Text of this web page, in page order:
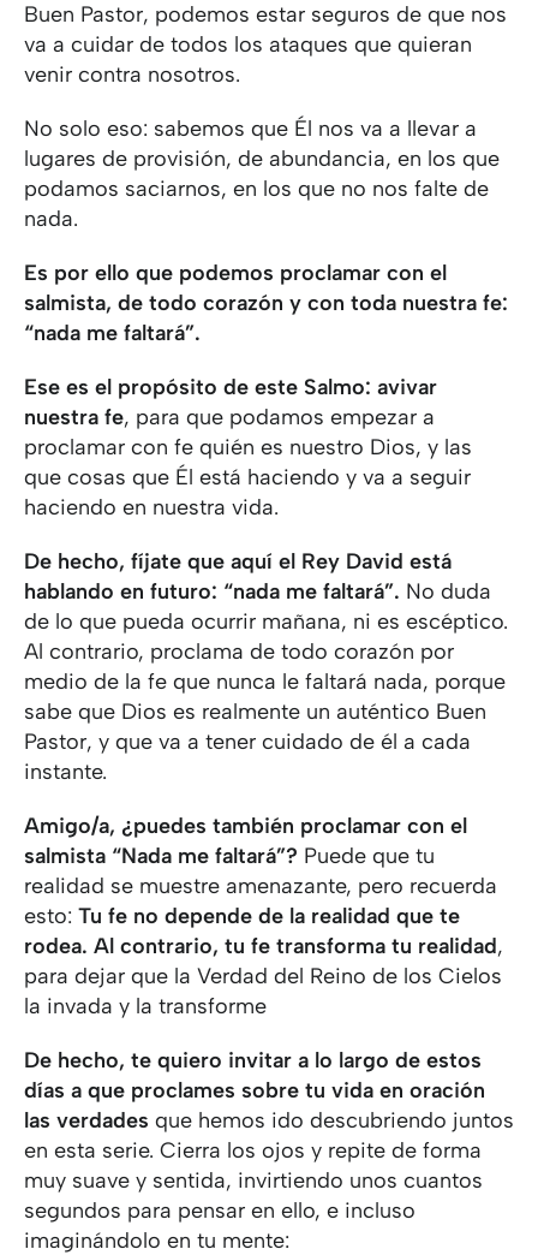
Buen Pastor, podemos estar seguros de que nos
va a cuidar de todos los ataques que quieran
venir contra nosotros.
No solo eso: sabemos que Él nos va a llevar a
lugares de provisión, de abundancia, en los que
podamos saciarnos, en los que no nos falte de
nada.
Es por ello que podemos proclamar con el
salmista, de todo corazón y con toda nuestra fe:
“nada me faltará”.
Ese es el propósito de este Salmo: avivar
nuestra fe, para que podamos empezar a
proclamar con fe quién es nuestro Dios, y las
que cosas que Él está haciendo y va a seguir
haciendo en nuestra vida.
De hecho, fíjate que aquí el Rey David está
hablando en futuro: “nada me faltará”. No duda
de lo que pueda ocurrir mañana, ni es escéptico.
Al contrario, proclama de todo corazón por
medio de la fe que nunca le faltará nada, porque
sabe que Dios es realmente un auténtico Buen
Pastor, y que va a tener cuidado de él a cada
instante.
Amigo/a, ¿puedes también proclamar con el
salmista “Nada me faltará”? Puede que tu
realidad se muestre amenazante, pero recuerda
esto: Tu fe no depende de la realidad que te
rodea. Al contrario, tu fe transforma tu realidad,
para dejar que la Verdad del Reino de los Cielos
la invada y la transforme
De hecho, te quiero invitar a lo largo de estos
días a que proclames sobre tu vida en oración
las verdades que hemos ido descubriendo juntos
en esta serie. Cierra los ojos y repite de forma
muy suave y sentida, invirtiendo unos cuantos
segundos para pensar en ello, e incluso
imaginándolo en tu mente: